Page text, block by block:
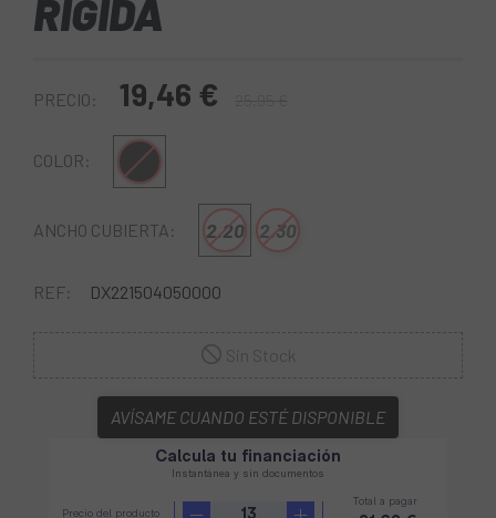
RIGIDA
PRECIO: 19,46 €
COLOR: Negro
ANCHO CUBIERTA: 2.20 2.30
REF: DX221504050000
AVÍSAME CUANDO ESTÉ DISPONIBLE